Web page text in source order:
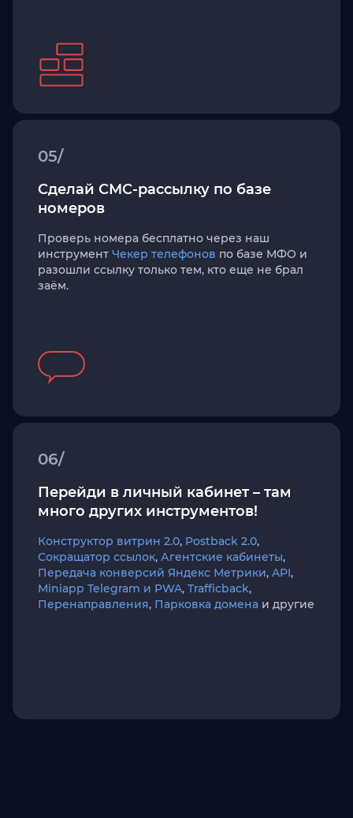
05/
Сделай СМС-рассылку по базе
номеров
Проверь номера бесплатно через наш
инструмент Чекер телефонов по базе МФО и
разошли ссылку только тем, кто еще не брал
заём.
06/
Перейди в личный кабинет – там
много других инструментов!
Конструктор витрин 2.0, Postback 2.0,
Сокращатор ссылок, Агентские кабинеты,
Передача конверсий Яндекс Метрики, API,
Miniapp Telegram и PWA, Trafficback,
Перенаправления, Парковка домена и другие